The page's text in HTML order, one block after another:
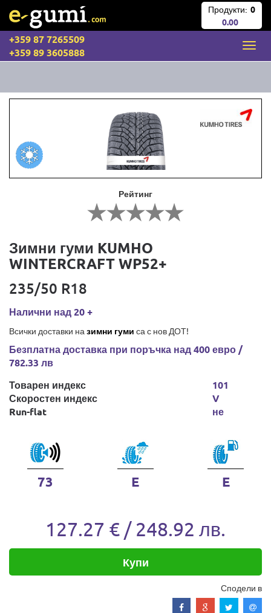
Продукти: 0
0.00
+359 87 7265509
+359 89 3605888
Рейтинг
Зимни гуми KUMHO
WINTERCRAFT WP52+
235/50 R18
Налични над 20 +
Всички доставки на зимни гуми са с нов ДОТ!
Безплатна доставка при поръчка над 400 евро /
782.33 лв
Товарен индекс
Скоростен индекс
Run-flat
101
V
не
73 E E
127.27 € / 248.92 лв.
Купи
Сподели в